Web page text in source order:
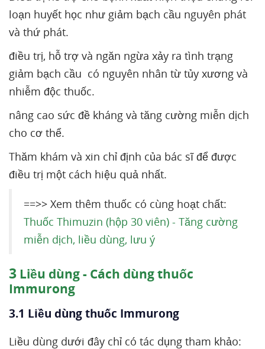
loạn huyết học như giảm bạch cầu nguyên phát
và thứ phát.
điều trị, hỗ trợ và ngăn ngừa xảy ra tình trạng
giảm bạch cầu có nguyên nhân từ tủy xương và
nhiễm độc thuốc.
nâng cao sức đề kháng và tăng cường miễn dịch
cho cơ thể.
Thăm khám và xin chỉ định của bác sĩ để được
điều trị một cách hiệu quả nhất.
==>> Xem thêm thuốc có cùng hoạt chất:
Thuốc Thimuzin (hộp 30 viên) - Tăng cường
miễn dịch, liều dùng, lưu ý
3 Liều dùng - Cách dùng thuốc
Immurong
3.1 Liều dùng thuốc Immurong
Liều dùng dưới đây chỉ có tác dụng tham khảo: